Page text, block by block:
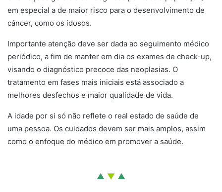
em especial a de maior risco para o desenvolvimento de
câncer, como os idosos.
Importante atenção deve ser dada ao seguimento médico
periódico, a fim de manter em dia os exames de check-up,
visando o diagnóstico precoce das neoplasias. O
tratamento em fases mais iniciais está associado a
melhores desfechos e maior qualidade de vida.
A idade por si só não reflete o real estado de saúde de
uma pessoa. Os cuidados devem ser mais amplos, assim
como o enfoque do médico em promover a saúde.
▲ ▼ ▲